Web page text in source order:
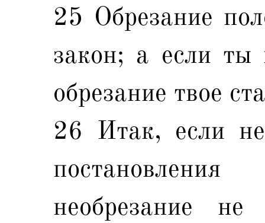
25 Обрезание
закон; а если ты
обрезание твое
26 Итак, если
необрезание